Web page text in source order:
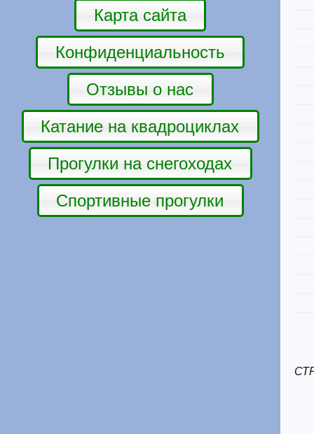
Карта сайта
Конфиденциальность
Отзывы о нас
Катание на квадроциклах
Прогулки на снегоходах
Спортивные прогулки